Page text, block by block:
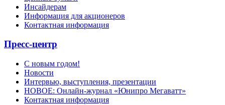
Инсайдерам
Информация для акционеров
Контактная информация
Пресс-центр
С новым годом!
Новости
Интервью, выступления, презентации
НОВОЕ: Онлайн-журнал «Юнипро Мегаватт»
Контактная информация